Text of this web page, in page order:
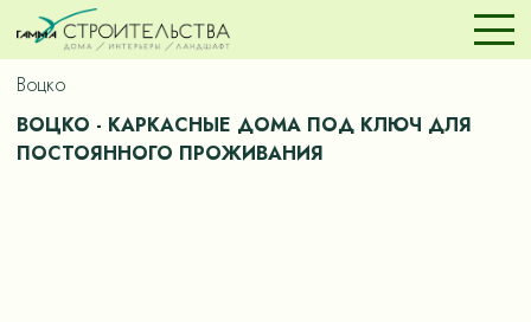
Воцко
ВОЦКО - КАРКАСНЫЕ ДОМА ПОД КЛЮЧ ДЛЯ
ПОСТОЯННОГО ПРОЖИВАНИЯ